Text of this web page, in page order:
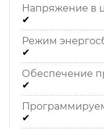
Напряжение в
✔
Режим
✔
Обеспечение
✔
✔